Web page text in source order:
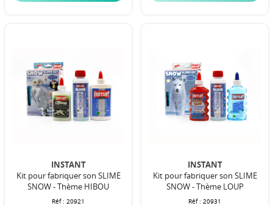
INSTANT
Kit pour fabriquer son SLIME
SNOW - Thème HIBOU
Réf : 20921
INSTANT
Kit pour fabriquer son SLIME
SNOW - Thème LOUP
Réf : 20931